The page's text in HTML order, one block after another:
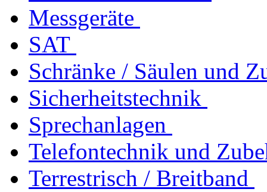
Messgeräte
SAT
Schränke / Säulen und
Sicherheitstechnik
Sprechanlagen
Telefontechnik und
Terrestrisch / Breitband